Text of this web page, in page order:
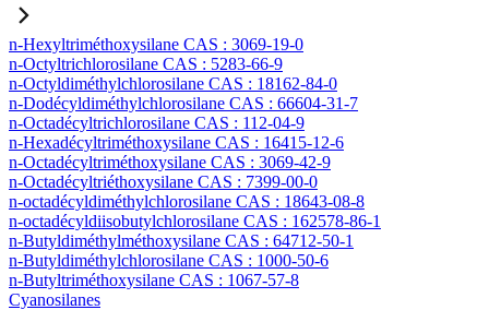
n-Hexyltriméthoxysilane CAS : 3069-19-0
n-Octyltrichlorosilane CAS : 5283-66-9
n-Octyldiméthylchlorosilane CAS : 18162-84-0
n-Dodécyldiméthylchlorosilane CAS : 66604-31-7
n-Octadécyltrichlorosilane CAS : 112-04-9
n-Hexadécyltriméthoxysilane CAS : 16415-12-6
n-Octadécyltriméthoxysilane CAS : 3069-42-9
n-Octadécyltriéthoxysilane CAS : 7399-00-0
n-octadécyldiméthylchlorosilane CAS : 18643-08-8
n-octadécyldiisobutylchlorosilane CAS : 162578-86-1
n-Butyldiméthylméthoxysilane CAS : 64712-50-1
n-Butyldiméthylchlorosilane CAS : 1000-50-6
n-Butyltriméthoxysilane CAS : 1067-57-8
Cyanosilanes